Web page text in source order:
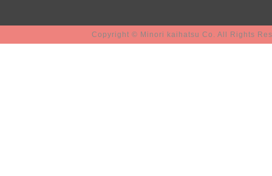
Copyright © Minori kaihatsu Co. All Rights